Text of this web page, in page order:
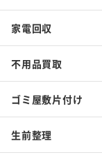
家電回収
不用品買取
ゴミ屋敷片付け
生前整理